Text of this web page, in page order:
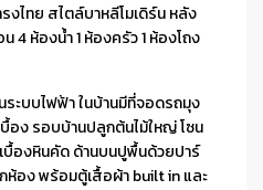
งไทย สไตล์บาหลีโมเดิร์น หลัง
4 ห้องน้ำ 1 ห้องครัว 1 ห้องโถง
ระบบไฟฟ้า ในบ้านมีที่จอดรถมุง
อง รอบบ้านปลูกต้นไม้ใหญ่ โซน
บื้องหินคัด ด้านบนปูพื้นด้วยปาร์
ห้อง พร้อมตู้เสื้อผ้า built in และ